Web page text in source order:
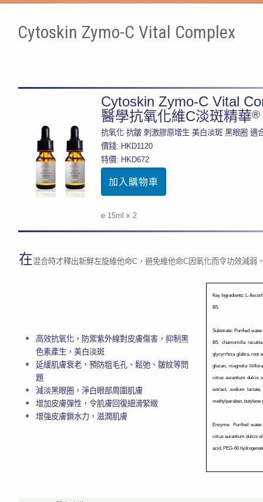
Cytoskin Zymo-C Vital Complex
Cytoskin Zymo-C Vital
醫學抗氧化維C淡斑精華®
抗氧化 抗皺 刺激膠原增生 美白淡斑 黑眼圈 適
價錢: HKD1120
特價: HKD672
e 15ml x 2
在混合時才釋出新鮮左旋維他命C，避免維他命C因氧化而令功效減弱
高效抗氧化，防禦紫外線對皮膚傷害，抑制黑
色素產生，美白淡斑
延緩肌膚衰老，預防粗毛孔、鬆弛、皺紋等問
題
減淡黑眼圈，淨白眼部周圍肌膚
增加皮膚彈性，令肌膚回復細滑緊緻
增強皮膚鎖水力，滋潤肌膚
Key Ingredients: L-
B5.
Substrate: Purified
B5, chamomilla
glycyrrhiza glabra, root
glucan, magnolia
citrus aurantium dulcis
extract, sodium
methylparaben, butylene
Enzyme: Purified
citrus aurantium dulcis
acid, PEG-60